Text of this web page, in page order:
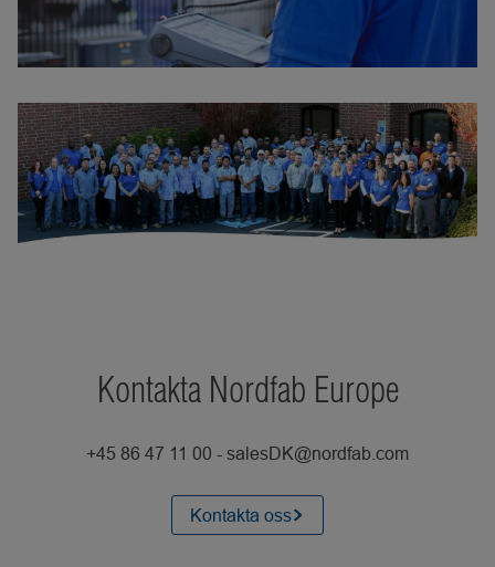
Kontakta Nordfab Europe
+45 86 47 11 00 - salesDK@nordfab.com
Kontakta oss